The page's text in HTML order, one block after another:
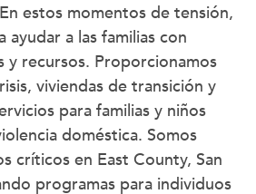
En estos momentos de tensión,
ayudar a las familias con
y recursos. Proporcionamos
viviendas de transición y
para familias y niños
doméstica. Somos
críticos en East County, San
programas para individuos